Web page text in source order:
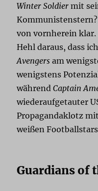
Winter Soldier mit
Kommunistenstern?
von vornherein klar.
Hehl daraus, dass
Avengers am
wenigstens
währendCaptain
wiederaufgetauter
Propagandaklotz
weißen
Guardians of